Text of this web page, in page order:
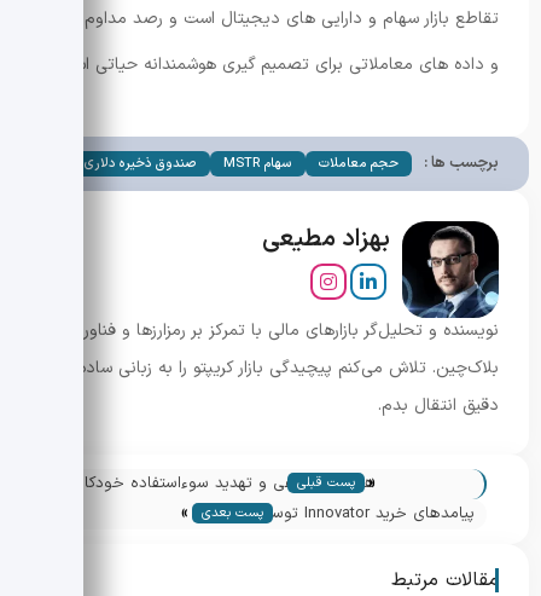
تقاطع بازار سهام و دارایی های دیجیتال است و رصد مداوم اخبار
و داده های معاملاتی برای تصمیم گیری هوشمندانه حیاتی است.
برچسب ها : حجم معاملات سهام MSTR صندوق ذخیره دلاری
بهزاد مطیعی
نویسنده و تحلیل‌گر بازارهای مالی با تمرکز بر رمزارزها و فناوری
بلاک‌چین. تلاش می‌کنم پیچیدگی بازار کریپتو را به زبانی ساده و
دقیق انتقال بدم.
« پست قبلی
هوش مصنوعی و تهدید سوءاستفاده خودکار
در قراردادهای هوشمند دیفای
پیامدهای خرید Innovator توسط گلدمن
پست بعدی »
مقالات مرتبط